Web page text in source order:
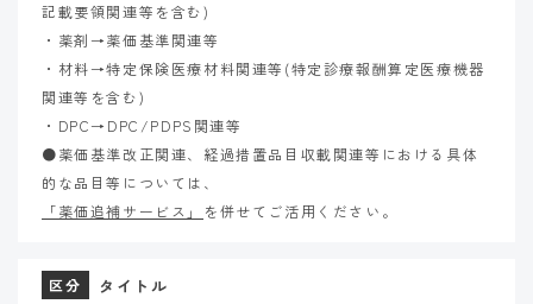
記載要領関連等を含む)
・薬剤→薬価基準関連等
・材料→特定保険医療材料関連等(特定診療報酬算定医療機器
関連等を含む)
・DPC→DPC/PDPS関連等
●薬価基準改正関連、経過措置品目収載関連等における具体
的な品目等については、
「薬価追補サービス」
を併せてご活用ください。
区分 タイトル